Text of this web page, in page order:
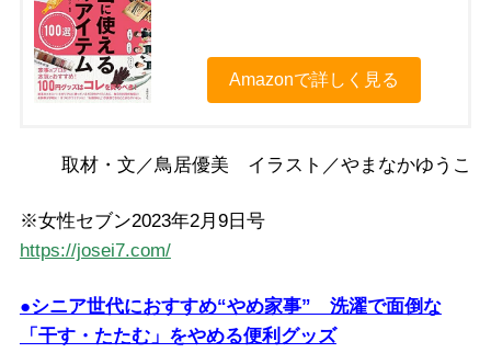
Amazonで詳しく見る
取材・文／鳥居優美 イラスト／やまなかゆうこ
※女性セブン2023年2月9日号
https://josei7.com/
●シニア世代におすすめ“やめ家事” 洗濯で面倒な
「干す・たたむ」をやめる便利グッズ